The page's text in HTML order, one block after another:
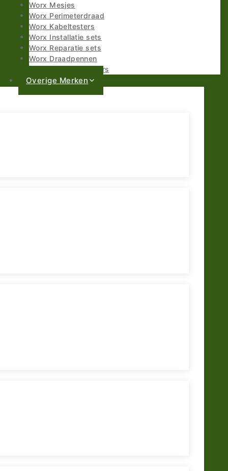
Worx Mesjes
Worx Perimeterdraad
Worx Kabeltesters
Worx Installatie sets
Worx Reparatie sets
Worx Draadpennen
Worx Draadverbinders
Overige Merken